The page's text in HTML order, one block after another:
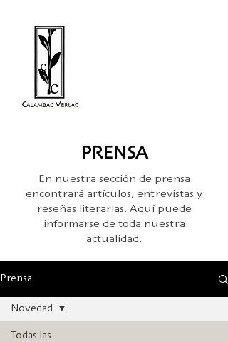
PRENSA
En nuestra sección de prensa
encontrará artículos, entrevistas y
reseñas literarias. Aquí puede
informarse de toda nuestra
actualidad.
Prensa
Todas las
Novedad